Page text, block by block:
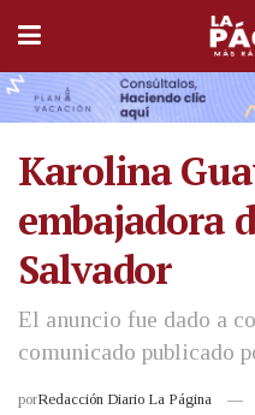
Karolina
embajadora
Salvador
El anuncio fue dado a
comunicado publicado
porRedacción Diario La Página